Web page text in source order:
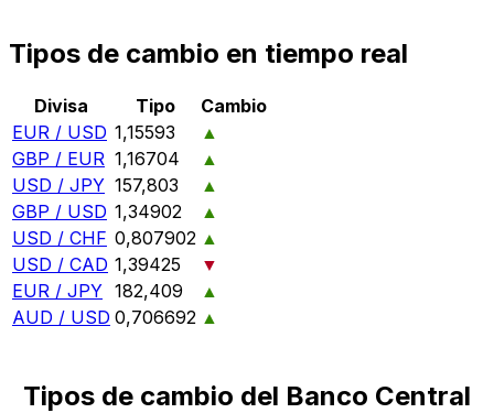
Tipos de cambio en tiempo real
Divisa Tipo
Cambio
EUR / USD 1,15593
▲
GBP / EUR 1,16704
▲
USD / JPY 157,803
▲
GBP / USD 1,34902
▲
USD / CHF 0,807902 ▲
USD / CAD 1,39425
▼
EUR / JPY 182,409
▲
AUD / USD 0,706692 ▲
Tipos de cambio del Banco Central